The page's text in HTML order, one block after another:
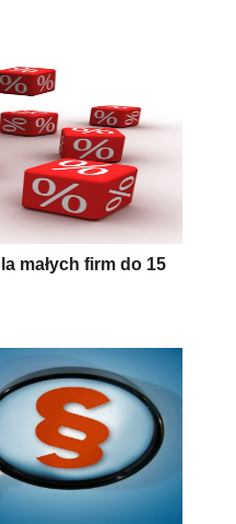
małych firm do 15